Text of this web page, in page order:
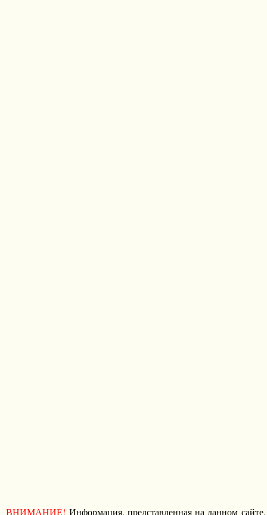
ВНИМАНИЕ! Информация, представленная на данном сайте,